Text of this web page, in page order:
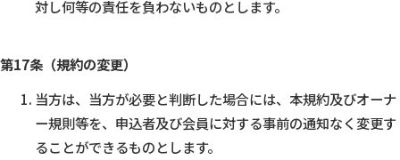
対し何等の責任を負わないものとします。
第17条（規約の変更）
当方は、当方が必要と判断した場合には、本規約及びオーナ
ー規則等を、申込者及び会員に対する事前の通知なく変更す
ることができるものとします。